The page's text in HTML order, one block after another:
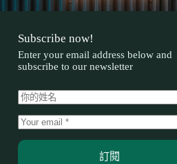
Subscribe now!
Enter your email address below and
subscribe to our newsletter
訂閱